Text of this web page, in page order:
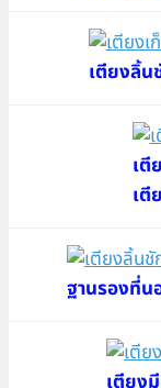
เตียงลิ้น
เตี
เตี
ฐานรองที่
เตียง